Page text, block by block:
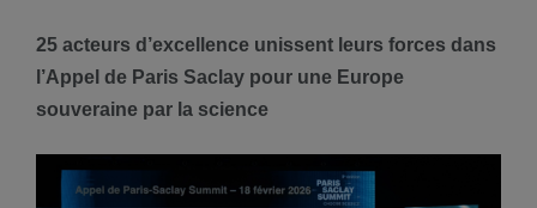
25 acteurs d’excellence unissent leurs forces dans
l’Appel de Paris Saclay pour une Europe
souveraine par la science